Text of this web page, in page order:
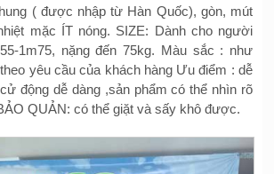
( được nhập từ Hàn Quốc), gòn, mút
mặc ÍT nóng. SIZE: Dành cho người
1m75, nặng đến 75kg. Màu sắc : như
yêu cầu của khách hàng Ưu điểm : dễ
động dễ dàng ,sản phẩm có thể nhìn rõ
QUẢN: có thể giặt và sấy khô được.